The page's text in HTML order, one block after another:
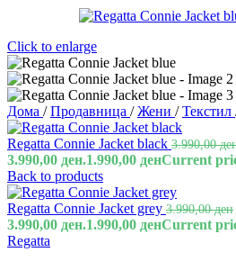
Click to enlarge
Дома / Продавница / Жени / Текстил
Regatta Connie Jacket black 3.990,00
3.990,00 ден.1.990,00 денCurrent
Back to products
Regatta Connie Jacket grey 3.990,00ден
3.990,00 ден.1.990,00 денCurrent
Regatta